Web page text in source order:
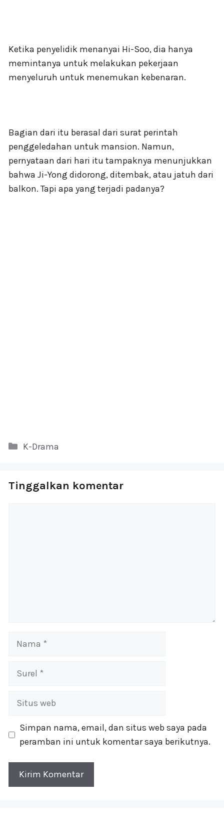
Ketika penyelidik menanyai Hi-Soo, dia hanya
memintanya untuk melakukan pekerjaan
menyeluruh untuk menemukan kebenaran.
Bagian dari itu berasal dari surat perintah
penggeledahan untuk mansion. Namun,
pernyataan dari hari itu tampaknya menunjukkan
bahwa Ji-Yong didorong, ditembak, atau jatuh dari
balkon. Tapi apa yang terjadi padanya?
Kategori
K-Drama
Tinggalkan komentar
Nama
Surel
Situs
Simpan nama, email, dan situs web saya pada
peramban ini untuk komentar saya berikutnya.